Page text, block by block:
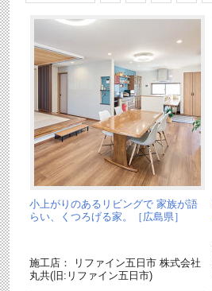
小上がりのあるリビングで 家族が語
らい、くつろげる家。［広島県］
施工店： リファイン五日市 株式会社
丸共(旧:リファイン五日市)